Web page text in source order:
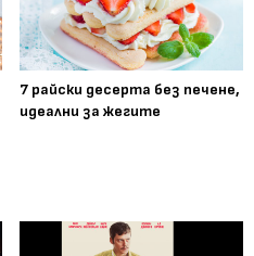
7 райски десерта без печене,
идеални за жегите